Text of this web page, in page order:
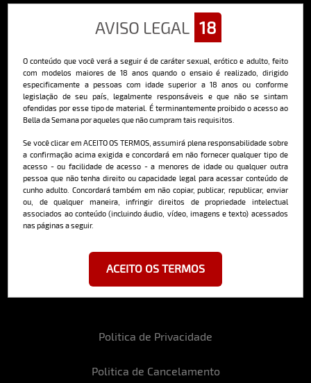
AVISO LEGAL 18
O conteúdo que você verá a seguir é de caráter sexual, erótico e adulto, feito
com modelos maiores de 18 anos quando o ensaio é realizado, dirigido
especificamente a pessoas com idade superior a 18 anos ou conforme
legislação de seu país, legalmente responsáveis e que não se sintam
ofendidas por esse tipo de material. É terminantemente proibido o acesso ao
Bella da Semana por aqueles que não cumpram tais requisitos.
Se você clicar em ACEITO OS TERMOS, assumirá plena responsabilidade sobre
a confirmação acima exigida e concordará em não fornecer qualquer tipo de
acesso - ou facilidade de acesso - a menores de idade ou qualquer outra
pessoa que não tenha direito ou capacidade legal para acessar conteúdo de
cunho adulto. Concordará também em não copiar, publicar, republicar, enviar
ou, de qualquer maneira, infringir direitos de propriedade intelectual
associados ao conteúdo (incluindo áudio, vídeo, imagens e texto) acessados
nas páginas a seguir.
ACEITO OS TERMOS
O Bella da Semana é a maior e mais longeva revista masculina digital
do Brasil, com ensaios fotográficos e vídeos exclusivos de alta
qualidade, além de conteúdo editorial sobre saúde, esportes, moda,
Saiba mais
Politica de Privacidade
Politica de Cancelamento
Cadastre-se e receba a mais
deliciosa newsletter da internet
Ao se cadastrar, você concorda em receber emails da Bella da Semana